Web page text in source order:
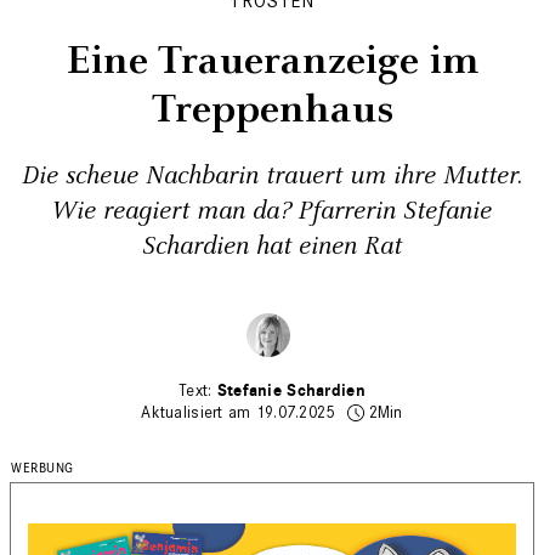
Eine Traueranzeige im
Treppenhaus
Die scheue Nachbarin trauert um ihre Mutter.
Wie reagiert man da? Pfarrerin Stefanie
Schardien hat einen Rat
Stefanie Schardien
Aktualisiert am 19.07.2025
2Min